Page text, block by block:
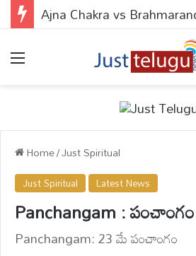
Home/Just Spiritual
Just Spiritual Latest News
Panchangam : పంచాంగం
Panchangam: 23 మే పంచాంగం